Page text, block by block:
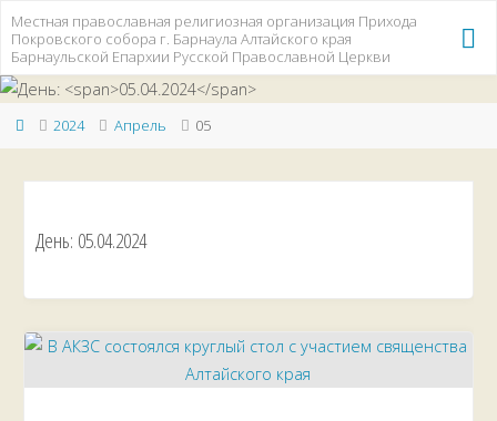
Перейти
содержимому
Местная православная религиозная организация Прихода
Покровского собора г. Барнаула Алтайского края
Барнаульской Епархии Русской Православной Церкви
Главная
2024 Апрель 05
День: 05.04.2024